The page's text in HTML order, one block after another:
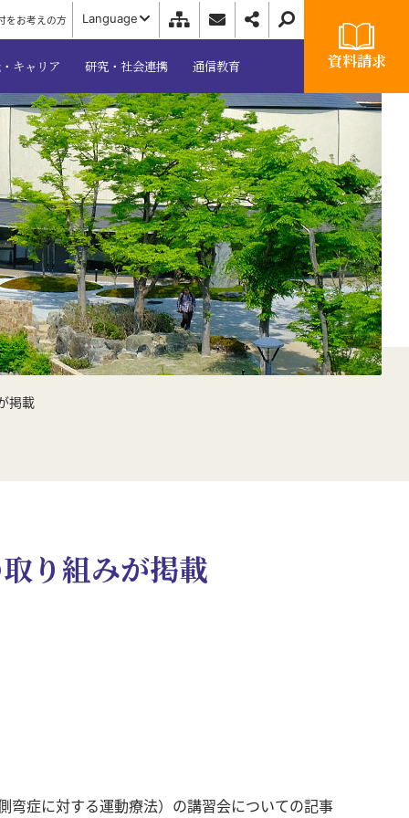
をお考えの方 Language
キャリア 研究・社会連携 通信教育 資料請求
掲載
り組みが掲載
弯症に対する運動療法）の講習会についての記事